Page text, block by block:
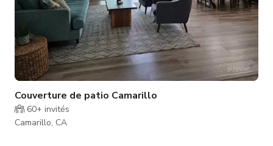
Couverture de patio Camarillo
60+ invités
Camarillo, CA